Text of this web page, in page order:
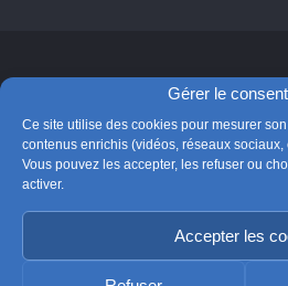
Gérer le
Ce site utilise des cookies pour mesurer
contenus enrichis (vidéos, réseaux sociaux,
Vous pouvez les accepter, les refuser ou
activer.
Accepter les
Cliquez pour accepter
vidéos et réseaux
contenu.
© Église catholique
Édité par la Conférence des